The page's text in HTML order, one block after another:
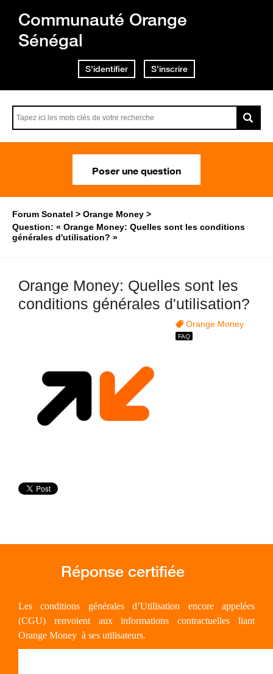
Communauté Orange
Sénégal
S'identifier S'inscrire
Poser une question
Forum Sonatel
Orange Money
Question: « Orange Money: Quelles sont les conditions
générales d'utilisation? »
Orange Money: Quelles sont les
conditions générales d'utilisation?
Orange Money
Les conditions générales d’Utilisation encore appelées
(CGU) renvoient aux informations contractuelles liant
Orange Money à ses utilisateurs.